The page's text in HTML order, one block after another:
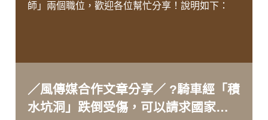
師」兩個職位，歡迎各位幫忙分享！說明如下：
／風傳媒合作文章分享／ ?騎車經「積
水坑洞」跌倒受傷，可以請求國家賠